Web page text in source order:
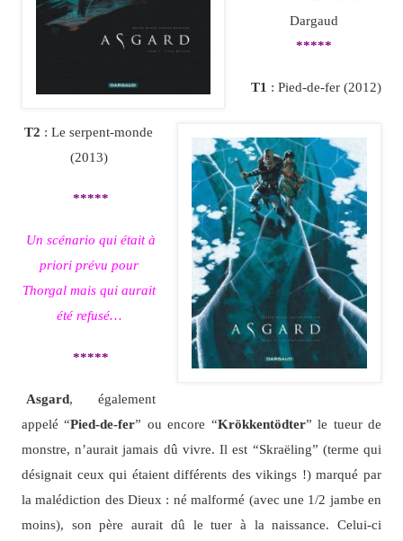
Dargaud
*****
T1 : Pied-de-fer (2012)
T2 : Le serpent-monde
(2013)
*****
Un scénario qui était à
priori prévu pour
Thorgal mais qui aurait
été refusé…
*****
Asgard, également
appelé “Pied-de-fer” ou encore “Krökkentödter” le tueur de
monstre, n’aurait jamais dû vivre. Il est “Skraëling” (terme qui
désignait ceux qui étaient différents des vikings !) marqué par
la malédiction des Dieux : né malformé (avec une 1/2 jambe en
moins), son père aurait dû le tuer à la naissance. Celui-ci